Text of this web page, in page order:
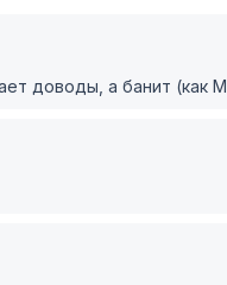
доводы, а банит (как